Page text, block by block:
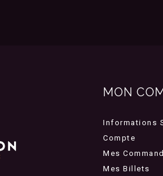
MON
Informations
Compte
Mes
Mes Billets